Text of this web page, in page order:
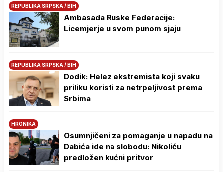
REPUBLIKA SRPSKA / BIH
Ambasada Ruske Federacije:
Licemjerje u svom punom sjaju
REPUBLIKA SRPSKA / BIH
Dodik: Helez ekstremista koji svaku
priliku koristi za netrpeljivost prema
Srbima
HRONIKA
Osumnjičeni za pomaganje u napadu na
Dabića ide na slobodu: Nikoliću
predložen kućni pritvor